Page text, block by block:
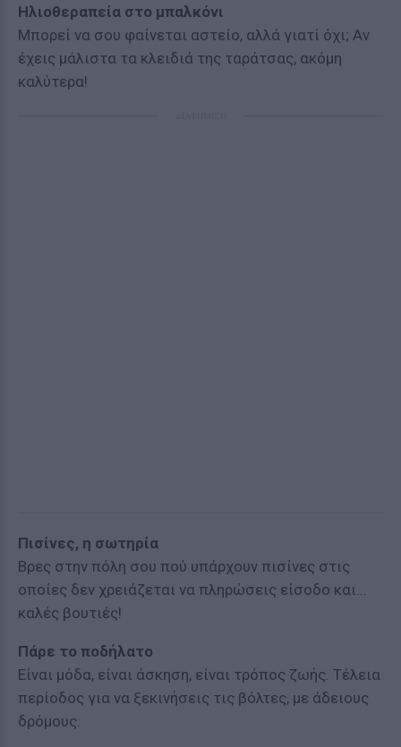
Ηλιοθεραπεία στο μπαλκόνι
Μπορεί να σου φαίνεται αστείο, αλλά γιατί όχι; Αν
έχεις μάλιστα τα κλειδιά της ταράτσας, ακόμη
καλύτερα!
Πισίνες, η σωτηρία
Βρες στην πόλη σου πού υπάρχουν πισίνες στις
οποίες δεν χρειάζεται να πληρώσεις είσοδο και...
καλές βουτιές!
Πάρε το ποδήλατο
Είναι μόδα, είναι άσκηση, είναι τρόπος ζωής. Τέλεια
περίοδος για να ξεκινήσεις τις βόλτες, με άδειους
δρόμους.